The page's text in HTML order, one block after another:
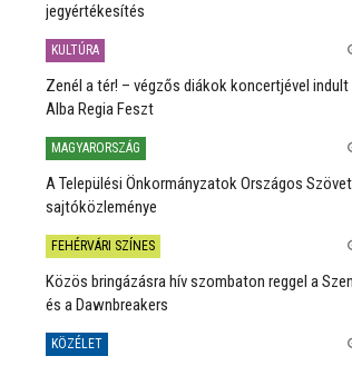
jegyértékesítés
KULTÚRA
Zenél a tér! – végzős diákok koncertjével
Alba Regia Feszt
MAGYARORSZÁG
A Települési Önkormányzatok Országos
sajtóközleménye
FEHÉRVÁRI SZÍNES
Közös bringázásra hív szombaton reggel a
és a Dawnbreakers
KÖZÉLET